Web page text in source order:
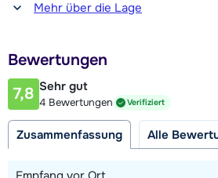
Entfernung zum(r) Restaurant oder zur Bar
200 Meter
200 Meter
Entfernung zum Skilift
200 Meter (Millonex / Palafour)
Karte anzeigen
Mehr über die Lage
Bewertungen
7,8 Sehr gut
4 Bewertungen Verifiziert
Zusammenfassung Alle